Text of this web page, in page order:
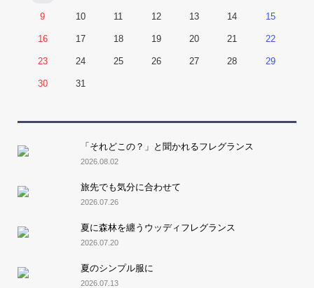
9 10 11 12 13 14 15
16 17 18 19 20 21 22
23 24 25 26 27 28 29
30 31
「それどこの？」と聞かれるフレグランス
2026.08.02
旅先でも気分に合わせて
2026.07.26
夏に森林を纏うウッディフレグランス
2026.07.20
夏のシンプル服に
2026.07.13